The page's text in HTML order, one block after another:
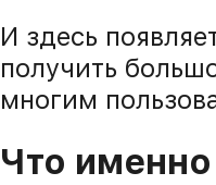
И здесь
получить
многим
Что